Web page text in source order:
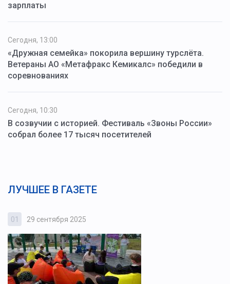
зарплаты
Сегодня, 13:00
«Дружная семейка» покорила вершину турслёта.
Ветераны АО «Метафракс Кемикалс» победили в
соревнованиях
Сегодня, 10:30
В созвучии с историей. Фестиваль «Звоны России»
собрал более 17 тысяч посетителей
ЛУЧШЕЕ В ГАЗЕТЕ
01 29 сентября 2025